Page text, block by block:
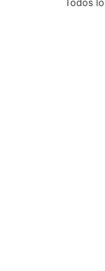
Todos